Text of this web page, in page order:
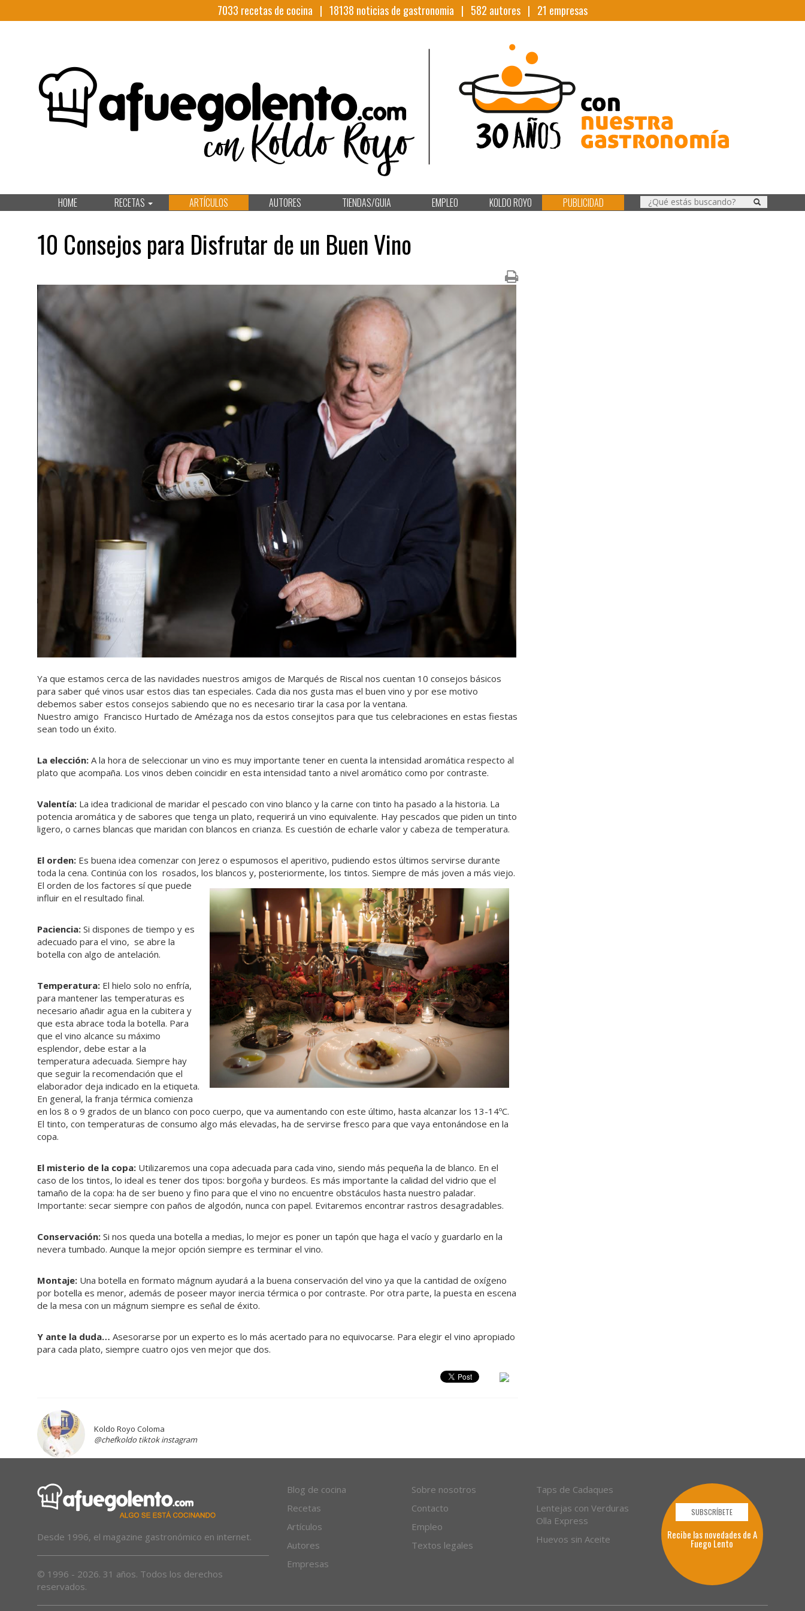
7033 recetas de cocina | 18138 noticias de gastronomia | 582 autores | 21 empresas
HOME RECETAS ARTÍCULOS AUTORES TIENDAS/GUIA EMPLEO KOLDO ROYO PUBLICIDAD
10 Consejos para Disfrutar de un Buen Vino
Ya que estamos cerca de las navidades nuestros amigos de Marqués de Riscal nos cuentan 10 consejos básicos
para saber qué vinos usar estos dias tan especiales. Cada dia nos gusta mas el buen vino y por ese motivo
debemos saber estos consejos sabiendo que no es necesario tirar la casa por la ventana.
Nuestro amigo Francisco Hurtado de Amézaga nos da estos consejitos para que tus celebraciones en estas fiestas
sean todo un éxito.
La elección: A la hora de seleccionar un vino es muy importante tener en cuenta la intensidad aromática respecto al
plato que acompaña. Los vinos deben coincidir en esta intensidad tanto a nivel aromático como por contraste.
Valentía: La idea tradicional de maridar el pescado con vino blanco y la carne con tinto ha pasado a la historia. La
potencia aromática y de sabores que tenga un plato, requerirá un vino equivalente. Hay pescados que piden un tinto
ligero, o carnes blancas que maridan con blancos en crianza. Es cuestión de echarle valor y cabeza de temperatura.
El orden: Es buena idea comenzar con Jerez o espumosos el aperitivo, pudiendo estos últimos servirse durante
toda la cena. Continúa con los rosados, los blancos y, posteriormente, los tintos. Siempre de más joven a más viejo.
El orden de los factores sí que puede
influir en el resultado final.
Paciencia: Si dispones de tiempo y es
adecuado para el vino, se abre la
botella con algo de antelación.
Temperatura: El hielo solo no enfría,
para mantener las temperaturas es
necesario añadir agua en la cubitera y
que esta abrace toda la botella. Para
que el vino alcance su máximo
esplendor, debe estar a la
temperatura adecuada. Siempre hay
que seguir la recomendación que el
elaborador deja indicado en la etiqueta.
En general, la franja térmica comienza
en los 8 o 9 grados de un blanco con poco cuerpo, que va aumentando con este último, hasta alcanzar los 13-14ºC.
El tinto, con temperaturas de consumo algo más elevadas, ha de servirse fresco para que vaya entonándose en la
copa.
El misterio de la copa: Utilizaremos una copa adecuada para cada vino, siendo más pequeña la de blanco. En el
caso de los tintos, lo ideal es tener dos tipos: borgoña y burdeos. Es más importante la calidad del vidrio que el
tamaño de la copa: ha de ser bueno y fino para que el vino no encuentre obstáculos hasta nuestro paladar.
Importante: secar siempre con paños de algodón, nunca con papel. Evitaremos encontrar rastros desagradables.
Conservación: Si nos queda una botella a medias, lo mejor es poner un tapón que haga el vacío y guardarlo en la
nevera tumbado. Aunque la mejor opción siempre es terminar el vino.
Montaje: Una botella en formato mágnum ayudará a la buena conservación del vino ya que la cantidad de oxígeno
por botella es menor, además de poseer mayor inercia térmica o por contraste. Por otra parte, la puesta en escena
de la mesa con un mágnum siempre es señal de éxito.
Y ante la duda… Asesorarse por un experto es lo más acertado para no equivocarse. Para elegir el vino apropiado
para cada plato, siempre cuatro ojos ven mejor que dos.
Koldo Royo Coloma
@chefkoldo tiktok instagram
Desde 1996, el magazine gastronómico en internet.
© 1996 - 2026. 31 años. Todos los derechos
reservados.
Blog de cocina
Recetas
Artículos
Autores
Empresas
Sobre nosotros
Contacto
Empleo
Textos legales
Taps de Cadaques
Lentejas con Verduras
Olla Express
Huevos sin Aceite
SUBSCRÍBETE
Recibe las novedades de A
Fuego Lento